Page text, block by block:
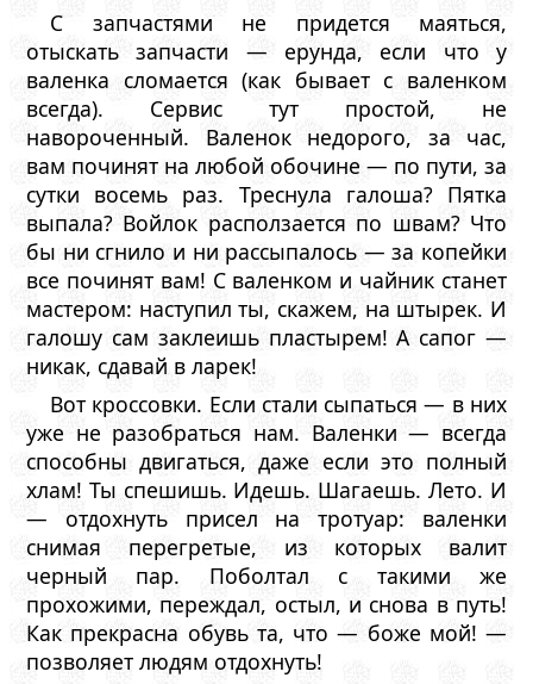
С запчастями не придется маяться,
отыскать запчасти — ерунда, если что у
валенка сломается (как бывает с валенком
всегда). Сервис тут простой, не
навороченный. Валенок недорого, за час,
вам починят на любой обочине — по пути, за
сутки восемь раз. Треснула галоша? Пятка
выпала? Войлок расползается по швам? Что
бы ни сгнило и ни рассыпалось — за копейки
все починят вам! С валенком и чайник станет
мастером: наступил ты, скажем, на штырек. И
галошу сам заклеишь пластырем! А сапог —
никак, сдавай в ларек!
Вот кроссовки. Если стали сыпаться — в них
уже не разобраться нам. Валенки — всегда
способны двигаться, даже если это полный
хлам! Ты спешишь. Идешь. Шагаешь. Лето. И
— отдохнуть присел на тротуар: валенки
снимая перегретые, из которых валит
черный пар. Поболтал с такими же
прохожими, переждал, остыл, и снова в путь!
Как прекрасна обувь та, что — боже мой! —
позволяет людям отдохнуть!